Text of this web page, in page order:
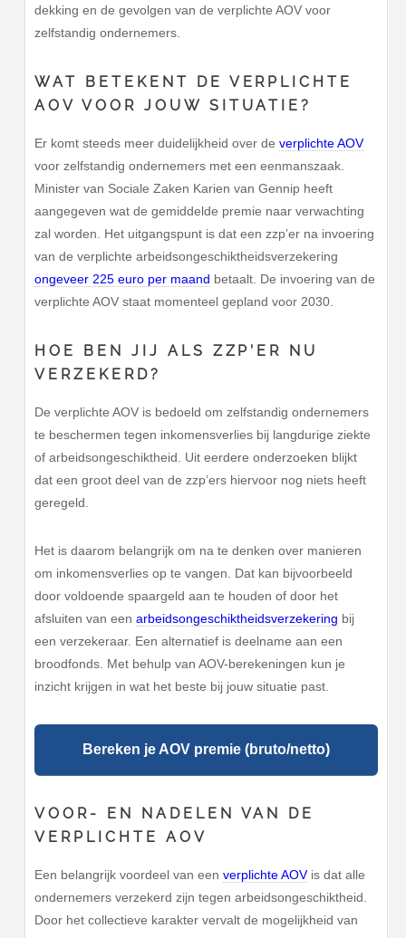
dekking en de gevolgen van de verplichte AOV voor
zelfstandig ondernemers.
WAT BETEKENT DE VERPLICHTE
AOV VOOR JOUW SITUATIE?
Er komt steeds meer duidelijkheid over deverplichte AOV
voor zelfstandig ondernemers met een eenmanszaak.
Minister van Sociale Zaken Karien van Gennip heeft
aangegeven wat de gemiddelde premie naar verwachting
zal worden. Het uitgangspunt is dat een zzp’er na invoering
van de verplichte arbeidsongeschiktheidsverzekering
ongeveer 225 euro per maand betaalt. De invoering van de
verplichte AOV staat momenteel gepland voor 2030.
HOE BEN JIJ ALS ZZP’ER NU
VERZEKERD?
De verplichte AOV is bedoeld om zelfstandig ondernemers
te beschermen tegen inkomensverlies bij langdurige ziekte
of arbeidsongeschiktheid. Uit eerdere onderzoeken blijkt
dat een groot deel van de zzp’ers hiervoor nog niets heeft
geregeld.
Het is daarom belangrijk om na te denken over manieren
om inkomensverlies op te vangen. Dat kan bijvoorbeeld
door voldoende spaargeld aan te houden of door het
afsluiten van eenarbeidsongeschiktheidsverzekering bij
een verzekeraar. Een alternatief is deelname aan een
broodfonds. Met behulp van AOV-berekeningen kun je
inzicht krijgen in wat het beste bij jouw situatie past.
Bereken je AOV premie (bruto/netto)
VOOR- EN NADELEN VAN DE
VERPLICHTE AOV
Een belangrijk voordeel van eenverplichte AOVis dat alle
ondernemers verzekerd zijn tegen arbeidsongeschiktheid.
Door het collectieve karakter vervalt de mogelijkheid van